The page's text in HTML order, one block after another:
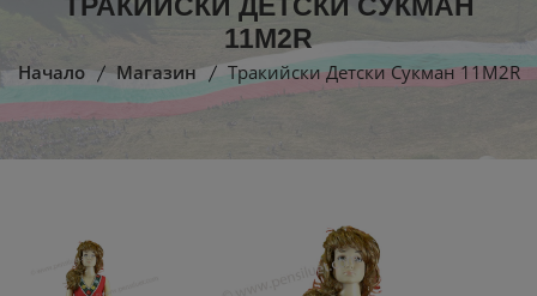
11M2R
Начало Магазин Тракийски Детски Сукман 11M2R